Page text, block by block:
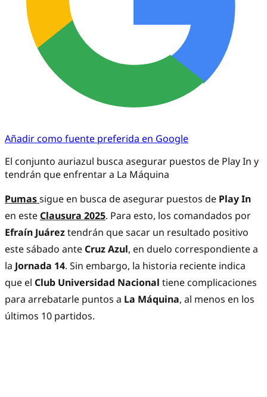
Añadir como fuente preferida en Google
El conjunto auriazul busca asegurar puestos de Play In y
tendrán que enfrentar a La Máquina
Pumassigue en busca de asegurar puestos de Play In
en este Clausura 2025. Para esto, los comandados por
Efraín Juáreztendrán que sacar un resultado positivo
este sábado ante Cruz Azul, en duelo correspondiente a
la Jornada 14. Sin embargo, la historia reciente indica
que el Club Universidad Nacional tiene complicaciones
para arrebatarle puntos a La Máquina, al menos en los
últimos 10 partidos.